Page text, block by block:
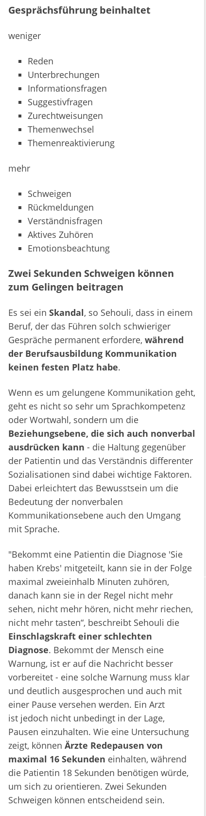
Gesprächsführung beinhaltet
weniger
Reden
Unterbrechungen
Informationsfragen
Suggestivfragen
Zurechtweisungen
Themenwechsel
Themenreaktivierung
mehr
Schweigen
Rückmeldungen
Verständnisfragen
Aktives Zuhören
Emotionsbeachtung
Zwei Sekunden Schweigen können
zum Gelingen beitragen
Es sei ein Skandal, so Sehouli, dass in einem
Beruf, der das Führen solch schwieriger
Gespräche permanent erfordere, während
der Berufsausbildung Kommunikation
keinen festen Platz habe.
Wenn es um gelungene Kommunikation geht,
geht es nicht so sehr um Sprachkompetenz
oder Wortwahl, sondern um die
Beziehungsebene, die sich auch nonverbal
ausdrücken kann - die Haltung gegenüber
der Patientin und das Verständnis differenter
Sozialisationen sind dabei wichtige Faktoren.
Dabei erleichtert das Bewusstsein um die
Bedeutung der nonverbalen
Kommunikationsebene auch den Umgang
mit Sprache.
"Bekommt eine Patientin die Diagnose 'Sie
haben Krebs' mitgeteilt, kann sie in der Folge
maximal zweieinhalb Minuten zuhören,
danach kann sie in der Regel nicht mehr
sehen, nicht mehr hören, nicht mehr riechen,
nicht mehr tasten“, beschreibt Sehouli die
Einschlagskraft einer schlechten
Diagnose. Bekommt der Mensch eine
Warnung, ist er auf die Nachricht besser
vorbereitet - eine solche Warnung muss klar
und deutlich ausgesprochen und auch mit
einer Pause versehen werden. Ein Arzt
ist jedoch nicht unbedingt in der Lage,
Pausen einzuhalten. Wie eine Untersuchung
zeigt, können Ärzte Redepausen von
maximal 16 Sekunden einhalten, während
die Patientin 18 Sekunden benötigen würde,
um sich zu orientieren. Zwei Sekunden
Schweigen können entscheidend sein.